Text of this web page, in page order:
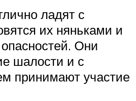
ладят с
их няньками и
Они
шалости и с
принимают участие